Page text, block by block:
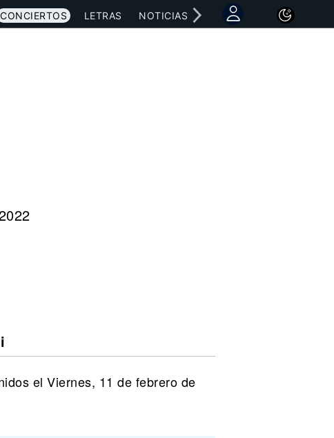
CONCIERTOS LETRAS NOTICIAS
el Viernes, 11 de febrero de